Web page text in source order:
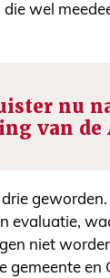
wel
nu
van de
evaluatie,
niet
en